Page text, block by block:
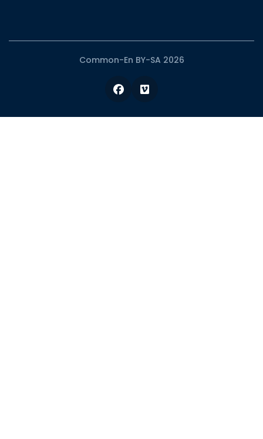
Common-En BY-SA 2026
Facebook
Vimeo